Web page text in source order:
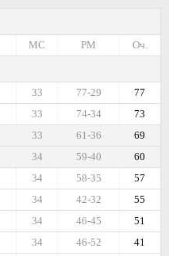
Оч.
РМ
МС
77
77-29
33
73
74-34
33
69
61-36
33
60
59-40
34
57
58-35
34
55
42-32
34
51
46-45
34
41
46-52
34